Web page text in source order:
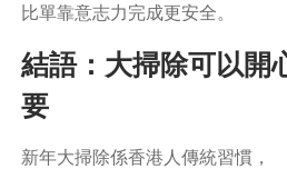
比單靠意志力完成更安全。
結語：大掃除可以開
要
新年大掃除係香港人傳統習慣，